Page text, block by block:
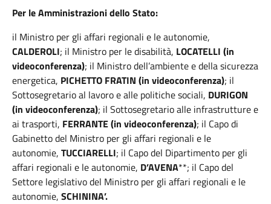
Per le Amministrazioni dello Stato:
il Ministro per gli affari regionali e le autonomie,
CALDEROLI; il Ministro per le disabilità, LOCATELLI (in
videoconferenza); il Ministro dell’ambiente e della sicurezza
energetica, PICHETTO FRATIN (in videoconferenza); il
Sottosegretario al lavoro e alle politiche sociali, DURIGON
(in videoconferenza); il Sottosegretario alle infrastrutture e
ai trasporti, FERRANTE (in videoconferenza); il Capo di
Gabinetto del Ministro per gli affari regionali e le
autonomie, TUCCIARELLI; il Capo del Dipartimento per gli
affari regionali e le autonomie, D’AVENA**; il Capo del
Settore legislativo del Ministro per gli affari regionali e le
autonomie, SCHININA’.